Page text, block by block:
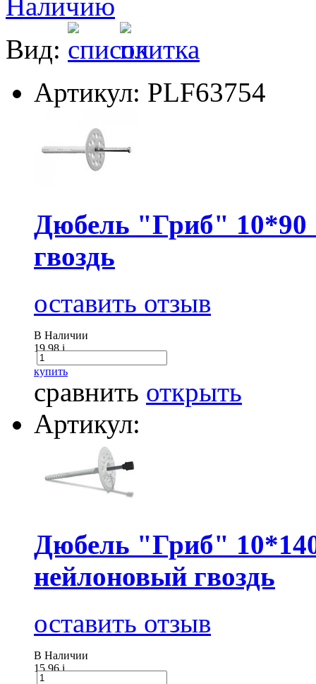
Вид:
Артикул: PLF63754
Дюбель "Гриб"
гвоздь
оставить отзыв
В Наличии
19.98i
купить
сравнить открыть
Артикул:
Дюбель "Гриб"
нейлоновый гвоздь
оставить отзыв
В Наличии
15.96i